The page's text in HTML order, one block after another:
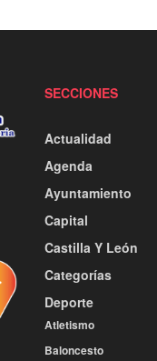
SECCIONES
Actualidad
Agenda
Ayuntamiento
Capital
Castilla Y León
Categorías
Deporte
Atletismo
Baloncesto